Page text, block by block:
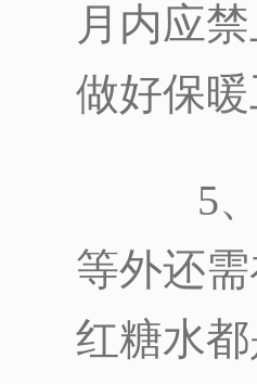
月内应
做好保
5、
等外还
红糖水